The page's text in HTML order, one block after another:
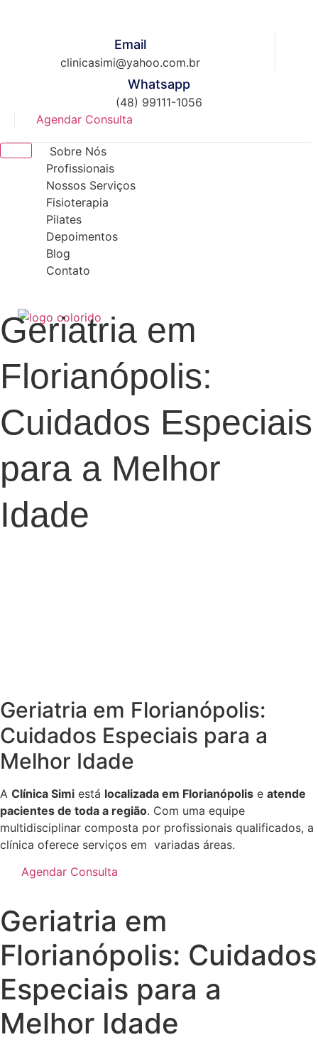
Email
clinicasimi@yahoo.com.br
Whatsapp
(48) 99111-1056
Agendar Consulta
Sobre Nós
Profissionais
Nossos Serviços
Fisioterapia
Pilates
Depoimentos
Blog
Contato
Geriatria em
Florianópolis:
Cuidados Especiais
para a Melhor
Idade
Geriatria em Florianópolis:
Cuidados Especiais para a
Melhor Idade
A Clínica Simi está localizada em Florianópolis e atende
pacientes de toda a região. Com uma equipe
multidisciplinar composta por profissionais qualificados, a
clínica oferece serviços em variadas áreas.
Agendar Consulta
Geriatria em
Florianópolis: Cuidados
Especiais para a
Melhor Idade